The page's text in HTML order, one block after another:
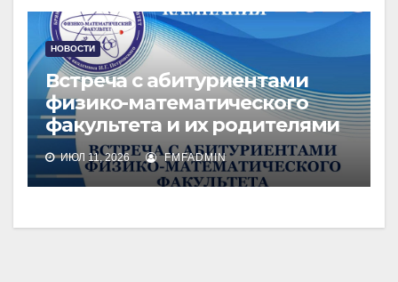
НОВОСТИ
Встреча с абитуриентами
физико-математического
факультета и их родителями
ИЮЛ 11, 2026 FMFADMIN